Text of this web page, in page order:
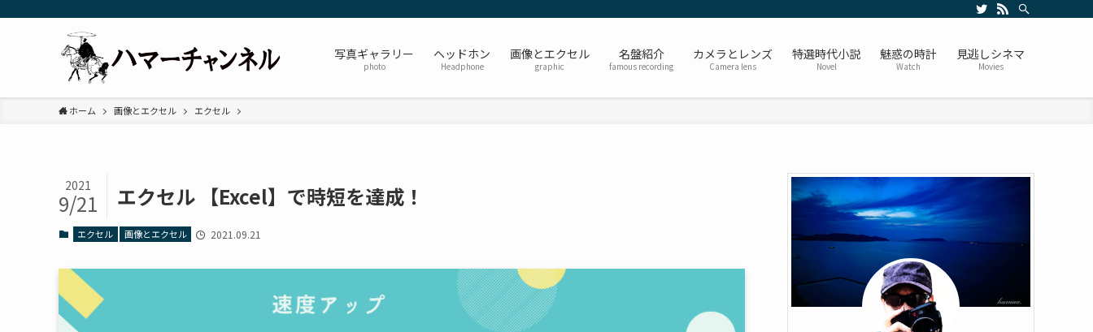
写真ギャラリー
photo
ヘッドホン
Headphone
画像とエクセル
graphic
名盤紹介
famous recording
カメラとレンズ
Camera lens
特選時代小説
Novel
魅惑の時計
Watch
見逃しシネマ
Movies
ホーム 画像とエクセル エクセル
エクセル 【Excel】で時短を達成！
2021
9/21
エクセル 画像とエクセル 2021.09.21